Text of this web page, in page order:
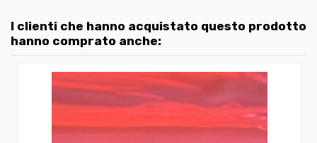
I clienti che hanno acquistato questo prodotto
hanno comprato anche: